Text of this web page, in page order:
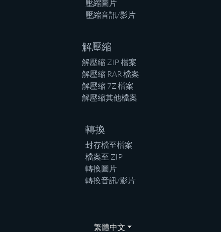
壓縮圖片
壓縮音訊/影片
解壓縮
解壓縮 ZIP 檔案
解壓縮 RAR 檔案
解壓縮 7Z 檔案
解壓縮其他檔案
轉換
封存檔至檔案
檔案至 ZIP
轉換圖片
轉換音訊/影片
繁體中文